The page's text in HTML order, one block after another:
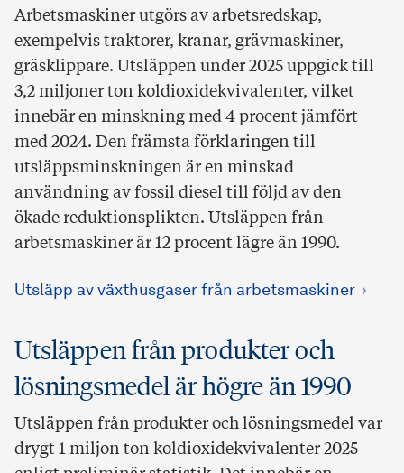
Arbetsmaskiner utgörs av arbetsredskap,
exempelvis traktorer, kranar, grävmaskiner,
gräsklippare. Utsläppen under 2025 uppgick till
3,2 miljoner ton koldioxidekvivalenter, vilket
innebär en minskning med 4 procent jämfört
med 2024. Den främsta förklaringen till
utsläppsminskningen är en minskad
användning av fossil diesel till följd av den
ökade reduktionsplikten. Utsläppen från
arbetsmaskiner är 12 procent lägre än 1990.
Utsläpp av växthusgaser från arbetsmaskiner
Utsläppen från produkter och
lösningsmedel är högre än 1990
Utsläppen från produkter och lösningsmedel var
drygt 1 miljon ton koldioxidekvivalenter 2025